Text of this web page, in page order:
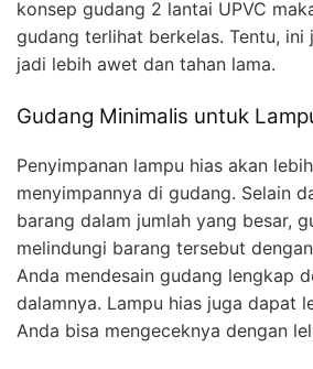
konsep gudang 2 lantai UPVC
gudang terlihat berkelas. Tentu, ini
jadi lebih awet dan tahan lama.
Gudang Minimalis untuk
Penyimpanan lampu hias akan
menyimpannya di gudang. Selain
barang dalam jumlah yang besar,
melindungi barang tersebut
Anda mendesain gudang lengkap
dalamnya. Lampu hias juga dapat
Anda bisa mengeceknya dengan